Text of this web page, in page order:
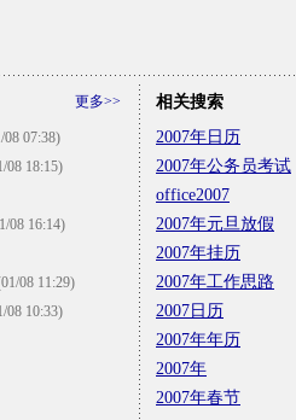
更多>>
08 07:38)
08 18:15)
08 16:14)
08 11:29)
08 10:33)
相关搜索
2007年日历
2007年公务员考试
office2007
2007年元旦放假
2007年挂历
2007年工作思路
2007日历
2007年年历
2007年
2007年春节